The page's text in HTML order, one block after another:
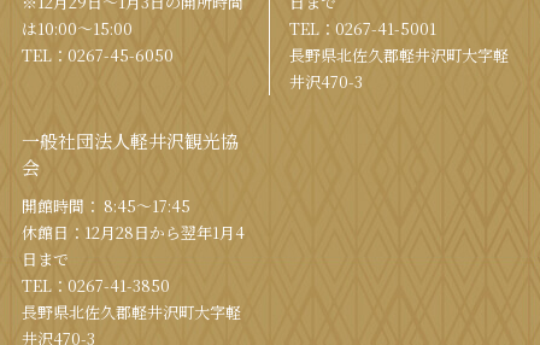
は10:00〜15:00
TEL： 0267-45-6050
TEL： 0267-41-5001
⻑野県北佐久郡軽井沢町⼤字軽
井沢470-3
一般社団法人軽井沢観光協
会
開館時間： 8:45～17:45
休館⽇：12⽉28⽇から翌年1⽉4
⽇まで
TEL： 0267-41-3850
⻑野県北佐久郡軽井沢町⼤字軽
井沢470-3